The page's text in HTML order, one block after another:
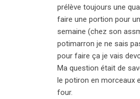
prélève toujours une
faire une portion pour
semaine (chez son
potimarron je ne sais
pour faire ça je vais
Ma question était de
le potiron en morceaux
four.